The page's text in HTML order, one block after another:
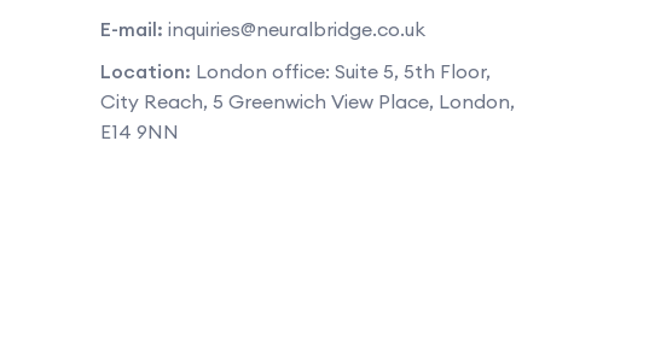
E-mail: inquiries@neuralbridge.co.uk
Location: London office: Suite 5, 5th Floor,
City Reach, 5 Greenwich View Place, London,
E14 9NN